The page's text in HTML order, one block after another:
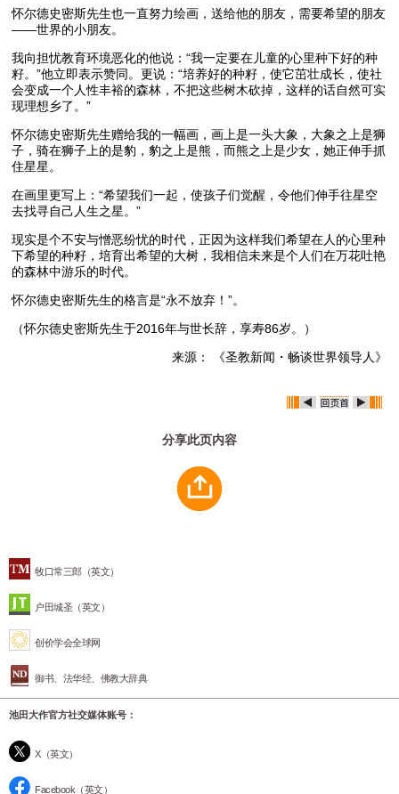
牧口常三郎（英文）
户田城圣（英文）
创价学会全球网
御书、法华经、佛教大辞典
池田大作官方社交媒体账号：
X（英文）
Facebook（英文）
怀尔德史密斯先生也一直努力绘画，送给他的朋友，需要希望的朋友
——世界的小朋友。
我向担忧教育环境恶化的他说：“我一定要在儿童的心里种下好的种
籽。”他立即表示赞同。更说：“培养好的种籽，使它茁壮成长，使社
会变成一个人性丰裕的森林，不把这些树木砍掉，这样的话自然可实
现理想乡了。”
怀尔德史密斯先生赠给我的一幅画，画上是一头大象，大象之上是狮
子，骑在狮子上的是豹，豹之上是熊，而熊之上是少女，她正伸手抓
住星星。
在画里更写上：“希望我们一起，使孩子们觉醒，令他们伸手往星空
去找寻自己人生之星。”
现实是个不安与憎恶纷忧的时代，正因为这样我们希望在人的心里种
下希望的种籽，培育出希望的大树，我相信未来是个人们在万花吐艳
的森林中游乐的时代。
怀尔德史密斯先生的格言是“永不放弃！”。
（怀尔德史密斯先生于2016年与世长辞，享寿86岁。）
来源： 《圣教新闻・畅谈世界领导人》
分享此页内容